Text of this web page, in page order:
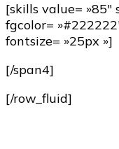
[skills value= »85″
fgcolor=
fontsize= »25px »]
[/span4]
[/row_fluid]